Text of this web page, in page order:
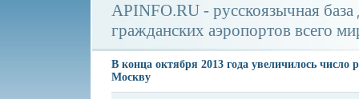
APINFO.RU - русскоязычная
гражданских аэропортов всего
В конца октября 2013 года увеличилось число
Москву